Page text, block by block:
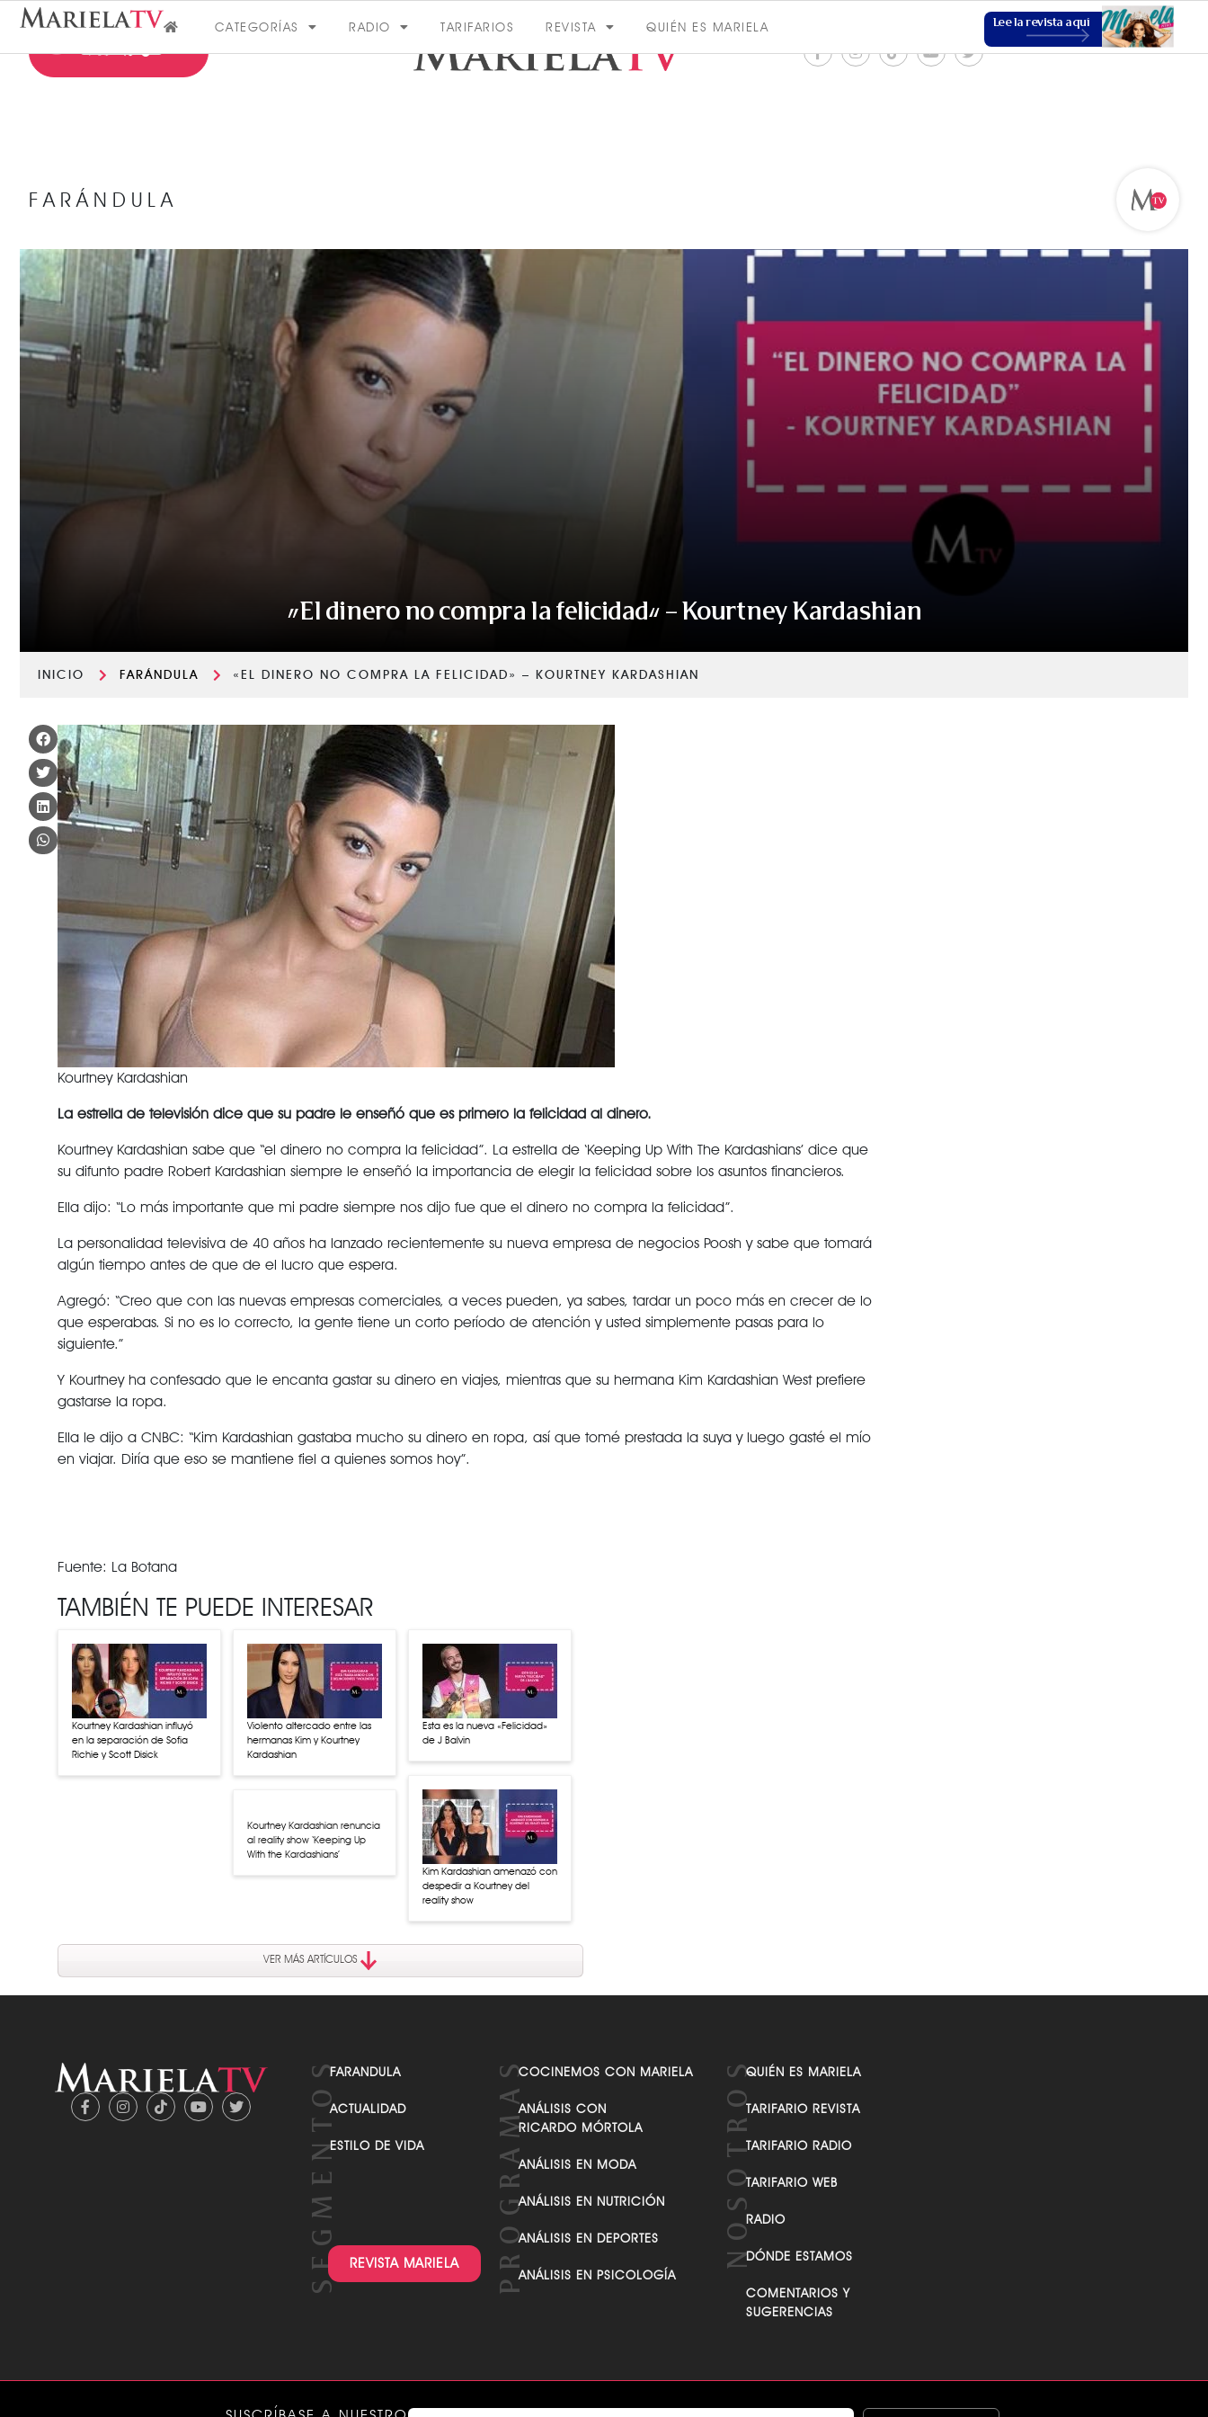
CATEGORÍAS RADIO TARIFARIOS REVISTA QUIÉN ES MARIELA Lee la revista aquí
VER MÁS
VER TODAS LAS CATEGORÍAS
FARÁNDULA
«El dinero no compra la felicidad» – Kourtney Kardashian
INICIO FARÁNDULA «EL DINERO NO COMPRA LA FELICIDAD» – KOURTNEY KARDASHIAN
Kourtney Kardashian
La estrella de televisión dice que su padre le enseñó que es primero la felicidad al dinero.
Kourtney Kardashian sabe que “el dinero no compra la felicidad”. La estrella de ‘Keeping Up With The Kardashians’ dice que
su difunto padre Robert Kardashian siempre le enseñó la importancia de elegir la felicidad sobre los asuntos financieros.
Ella dijo: “Lo más importante que mi padre siempre nos dijo fue que el dinero no compra la felicidad”.
La personalidad televisiva de 40 años ha lanzado recientemente su nueva empresa de negocios Poosh y sabe que tomará
algún tiempo antes de que de el lucro que espera.
Agregó: “Creo que con las nuevas empresas comerciales, a veces pueden, ya sabes, tardar un poco más en crecer de lo
que esperabas. Si no es lo correcto, la gente tiene un corto período de atención y usted simplemente pasas para lo
siguiente.”
Y Kourtney ha confesado que le encanta gastar su dinero en viajes, mientras que su hermana Kim Kardashian West prefiere
gastarse la ropa.
Ella le dijo a CNBC: “Kim Kardashian gastaba mucho su dinero en ropa, así que tomé prestada la suya y luego gasté el mío
en viajar. Diría que eso se mantiene fiel a quienes somos hoy”.
Fuente: La Botana
TAMBIÉN TE PUEDE INTERESAR
Kourtney Kardashian influyó
en la separación de Sofia
Richie y Scott Disick
Violento altercado entre las
hermanas Kim y Kourtney
Kardashian
Esta es la nueva «Felicidad»
de J Balvin
Kim Kardashian amenazó con
despedir a Kourtney del
reality show
VER MÁS ARTÍCULOS
ACTUALIDAD
ESTILO DE VIDA
COCINEMOS CON MARIELA
ANÁLISIS CON
RICARDO MÓRTOLA
ANÁLISIS EN MODA
ANÁLISIS EN DEPORTES
ANÁLISIS EN PSICOLOGÍA
TARIFARIO REVISTA
RADIO
DÓNDE ESTAMOS
COMENTARIOS Y